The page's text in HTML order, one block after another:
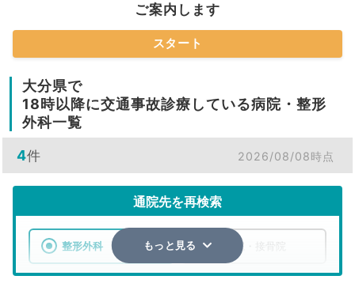
ご案内します
スタート
大分県で
18時以降に交通事故診療している病院・整形
外科一覧
4件 2026/08/08時点
通院先を再検索
整形外科 整骨院・接骨院
もっと見る